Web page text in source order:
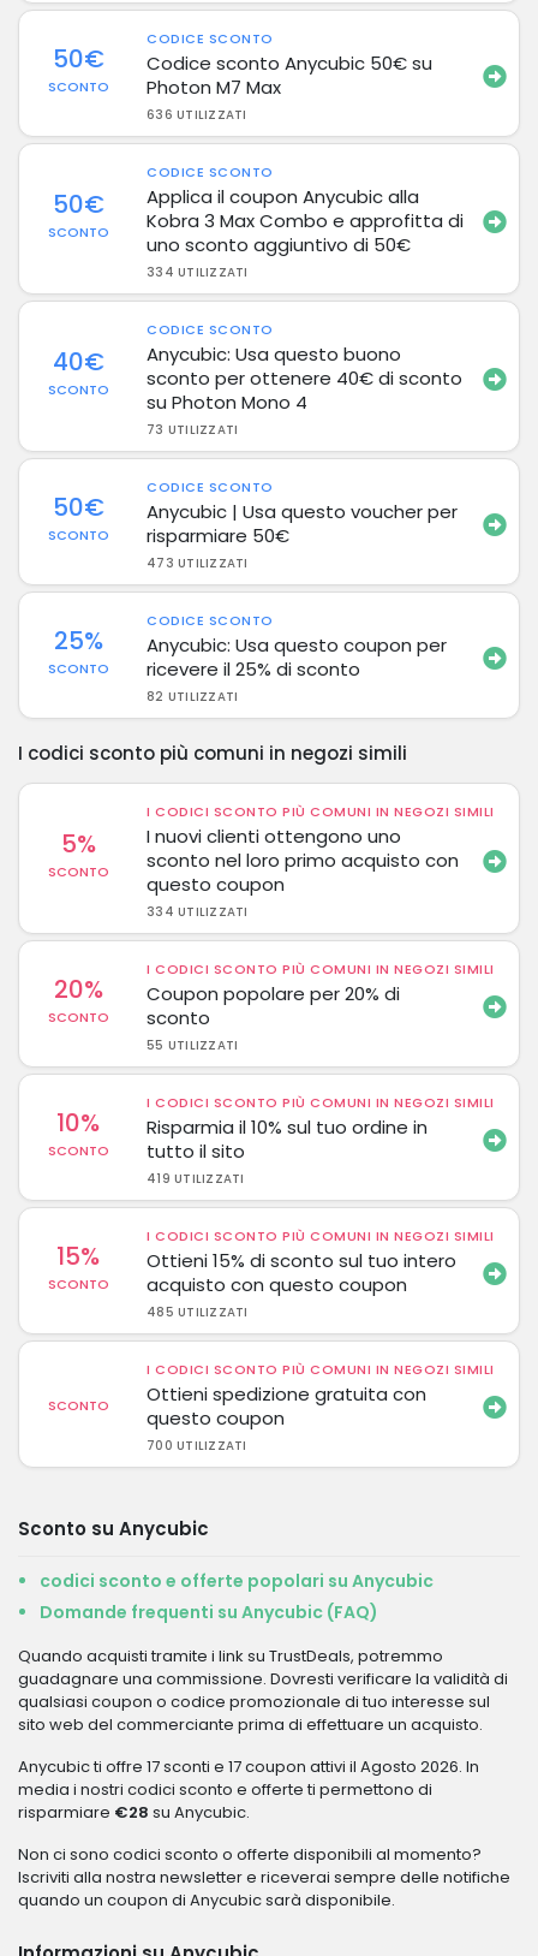
50€
SCONTO
CODICE SCONTO
Codice sconto Anycubic 50€ su
Photon M7 Max
636 UTILIZZATI
50€
SCONTO
CODICE SCONTO
Applica il coupon Anycubic alla
Kobra 3 Max Combo e approfitta di
uno sconto aggiuntivo di 50€
334 UTILIZZATI
40€
SCONTO
CODICE SCONTO
Anycubic: Usa questo buono
sconto per ottenere 40€ di sconto
su Photon Mono 4
73 UTILIZZATI
50€
SCONTO
CODICE SCONTO
Anycubic | Usa questo voucher per
risparmiare 50€
473 UTILIZZATI
25%
SCONTO
CODICE SCONTO
Anycubic: Usa questo coupon per
ricevere il 25% di sconto
82 UTILIZZATI
I codici sconto più comuni in negozi simili
5%
SCONTO
I CODICI SCONTO PIÙ COMUNI IN NEGOZI SIMILI
I nuovi clienti ottengono uno
sconto nel loro primo acquisto con
questo coupon
334 UTILIZZATI
20%
SCONTO
I CODICI SCONTO PIÙ COMUNI IN NEGOZI SIMILI
Coupon popolare per 20% di
sconto
55 UTILIZZATI
10%
SCONTO
I CODICI SCONTO PIÙ COMUNI IN NEGOZI SIMILI
Risparmia il 10% sul tuo ordine in
tutto il sito
419 UTILIZZATI
15%
SCONTO
I CODICI SCONTO PIÙ COMUNI IN NEGOZI SIMILI
Ottieni 15% di sconto sul tuo intero
acquisto con questo coupon
485 UTILIZZATI
SCONTO
I CODICI SCONTO PIÙ COMUNI IN NEGOZI SIMILI
Ottieni spedizione gratuita con
questo coupon
700 UTILIZZATI
Sconto su Anycubic
codici sconto e offerte popolari su Anycubic
Domande frequenti su Anycubic (FAQ)
Quando acquisti tramite i link su TrustDeals, potremmo
guadagnare una commissione. Dovresti verificare la validità di
qualsiasi coupon o codice promozionale di tuo interesse sul
sito web del commerciante prima di effettuare un acquisto.
Anycubic ti offre 17 sconti e 17 coupon attivi il Agosto 2026. In
media i nostri codici sconto e offerte ti permettono di
risparmiare €28 su Anycubic.
Non ci sono codici sconto o offerte disponibili al momento?
Iscriviti alla nostra newsletter e riceverai sempre delle notifiche
quando un coupon di Anycubic sarà disponibile.